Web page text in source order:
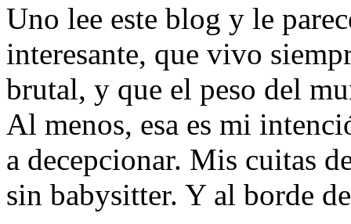
Uno lee este blog y le
interesante, que vivo
brutal, y que el peso del
Al menos, esa es mi
a decepcionar. Mis cuitas
sin babysitter. Y al borde